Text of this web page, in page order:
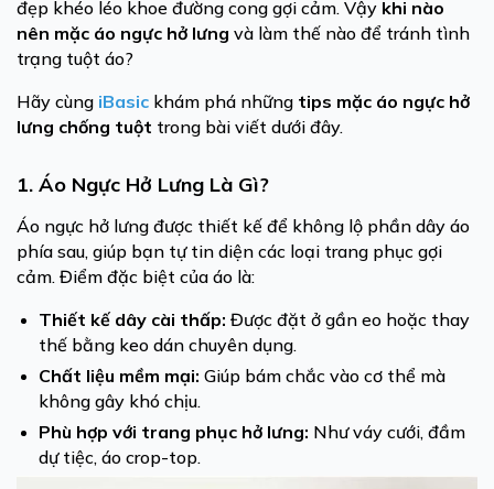
đẹp khéo léo khoe đường cong gợi cảm. Vậy khi nào
nên mặc áo ngực hở lưng và làm thế nào để tránh tình
trạng tuột áo?
Hãy cùng iBasic khám phá những tips mặc áo ngực hở
lưng chống tuột trong bài viết dưới đây.
1. Áo Ngực Hở Lưng Là Gì?
Áo ngực hở lưng được thiết kế để không lộ phần dây áo
phía sau, giúp bạn tự tin diện các loại trang phục gợi
cảm. Điểm đặc biệt của áo là:
Thiết kế dây cài thấp: Được đặt ở gần eo hoặc thay
thế bằng keo dán chuyên dụng.
Chất liệu mềm mại: Giúp bám chắc vào cơ thể mà
không gây khó chịu.
Phù hợp với trang phục hở lưng: Như váy cưới, đầm
dự tiệc, áo crop-top.